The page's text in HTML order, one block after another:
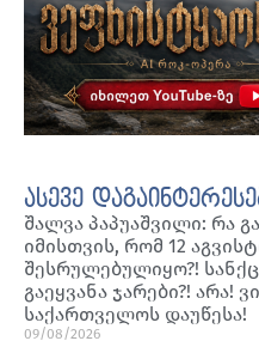
ასევე
შალვა პაპუაშვილი: რა
იმისთვის, რომ 12
შესრულებულიყო?!
გაეყვანა ჯარები?! არა!
საქართველოს დაუწესა!
09/08/2026